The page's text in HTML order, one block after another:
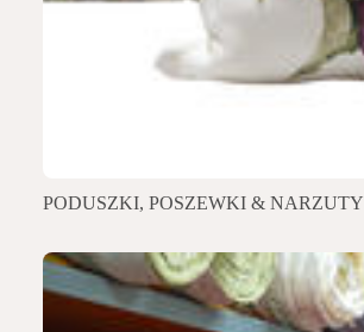
PODUSZKI, POSZEWKI & NARZUTY